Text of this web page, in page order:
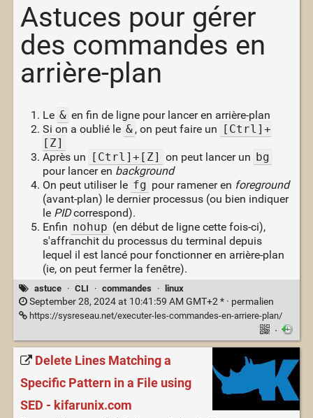
Astuces pour gérer
des commandes en
arrière-plan
Le & en fin de ligne pour lancer en arrière-plan
Si on a oublié le & , on peut faire un
[Ctrl]+
[Z]
Après un
[Ctrl]+[Z] on peut lancer un bg
pour lancer en background
On peut utiliser le fg pour ramener en foreground
(avant-plan) le dernier processus (ou bien indiquer
le PIDcorrespond).
Enfin nohup (en début de ligne cette fois-ci),
s'affranchit du processus du terminal depuis
lequel il est lancé pour fonctionner en arrière-plan
(ie, on peut fermer la fenêtre).
astuce · CLI · commandes · linux
September 28, 2024 at 10:41:59 AM GMT+2 * · permalien
https://sysreseau.net/executer-les-commandes-en-arriere-plan/
·
Delete Lines Matching a
Specific Pattern in a File using
SED - kifarunix.com